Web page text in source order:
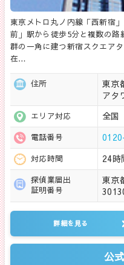
東京メトロ丸ノ内線「西新宿
前」駅から徒歩5分と複数の
群の一角に建つ新宿スクエア
在…
住所
東京
アタ
エリア対応 全国
電話番号
対応時間 24時
探偵業届出
証明番号
東京
詳細を見る
公